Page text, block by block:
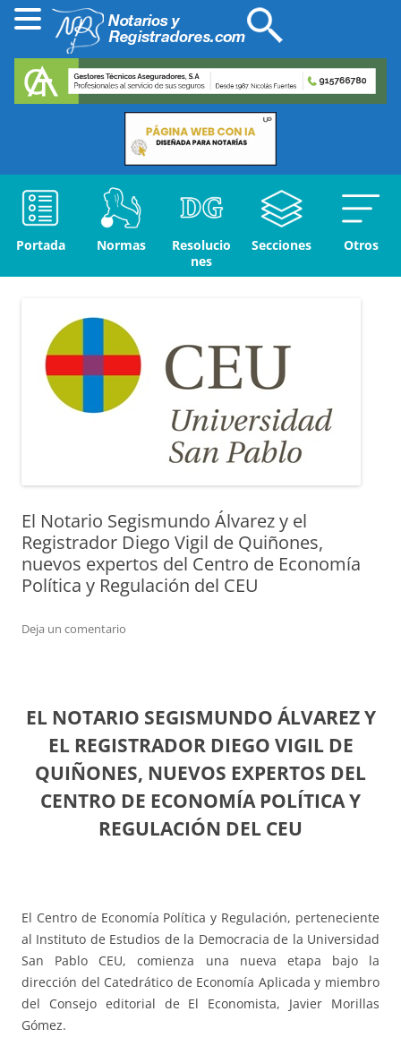
Portada Normas
Resolucio
nes
Secciones Otros
El Notario Segismundo Álvarez y el
Registrador Diego Vigil de Quiñones,
nuevos expertos del Centro de Economía
Política y Regulación del CEU
Deja un comentario
EL NOTARIO SEGISMUNDO ÁLVAREZ Y
EL REGISTRADOR DIEGO VIGIL DE
QUIÑONES, NUEVOS EXPERTOS DEL
CENTRO DE ECONOMÍA POLÍTICA Y
REGULACIÓN DEL CEU
El Centro de Economía Política y Regulación, perteneciente
al Instituto de Estudios de la Democracia de la Universidad
San Pablo CEU, comienza una nueva etapa bajo la
dirección del Catedrático de Economía Aplicada y miembro
del Consejo editorial de El Economista, Javier Morillas
Gómez.